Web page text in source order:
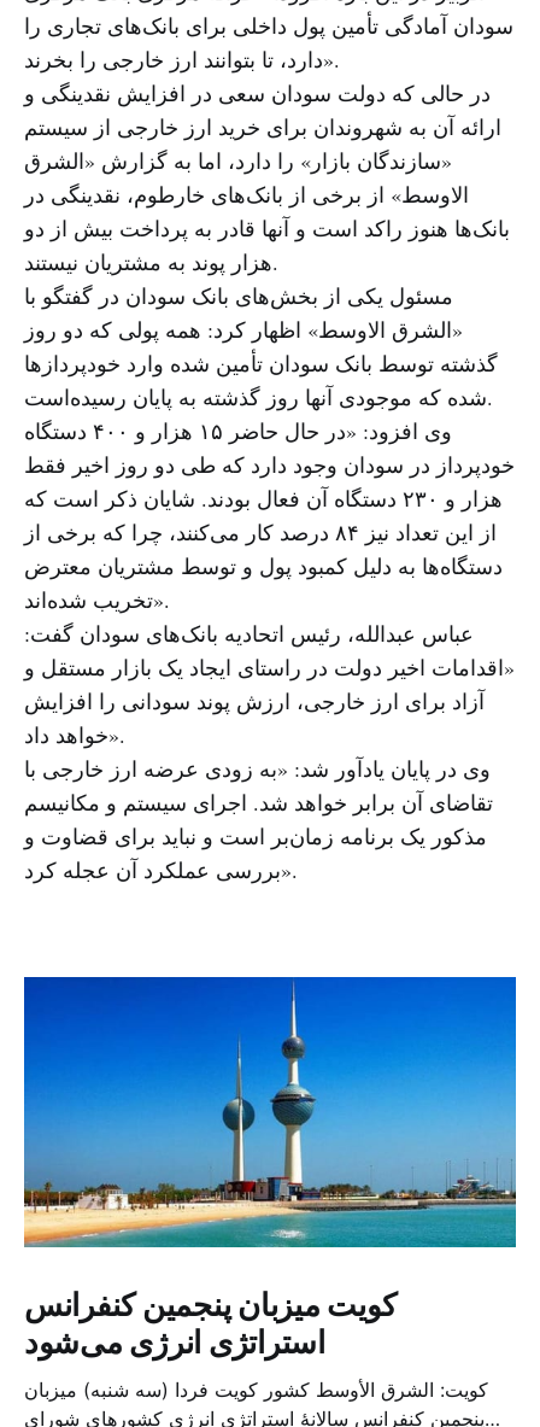
سودان آمادگی تأمین پول داخلی برای بانک‌های تجاری را
دارد، تا بتوانند ارز خارجی را بخرند».
در حالی که دولت سودان سعی در افزایش نقدینگی و
ارائه آن به شهروندان برای خرید ارز خارجی از سیستم
«سازندگان بازار» را دارد، اما به گزارش «الشرق
الاوسط» از برخی از بانک‌های خارطوم، نقدینگی در
بانک‌ها هنوز راکد است و آنها قادر به پرداخت بیش از دو
هزار پوند به مشتریان نیستند.
مسئول یکی از بخش‌های بانک سودان در گفتگو با
«الشرق الاوسط» اظهار کرد: همه پولی که دو روز
گذشته توسط بانک سودان تأمین شده وارد خودپردازها
شده که موجودی آنها روز گذشته به پایان رسیده‌است.
وی افزود: «در حال حاضر ۱۵ هزار و ۴۰۰ دستگاه
خودپرداز در سودان وجود دارد که طی دو روز اخیر فقط
هزار و ۲۳۰ دستگاه آن فعال بودند. شایان ذکر است که
از این تعداد نیز ۸۴ درصد کار می‌کنند، چرا که برخی از
دستگاه‌ها به دلیل کمبود پول و توسط مشتریان معترض
تخریب شده‌اند».
عباس عبدالله، رئیس اتحادیه بانک‌های سودان گفت:
«اقدامات اخیر دولت در راستای ایجاد یک بازار مستقل و
آزاد برای ارز خارجی، ارزش پوند سودانی را افزایش
خواهد داد».
وی در پایان یادآور شد: «به زودی عرضه ارز خارجی با
تقاضای آن برابر خواهد شد. اجرای سیستم و مکانیسم
مذکور یک برنامه زمان‌بر است و نباید برای قضاوت و
بررسی عملکرد آن عجله کرد».
کویت میزبان پنجمین کنفرانس
استراتژی انرژی می‌شود
کویت: الشرق الأوسط کشور کویت فردا (سه شنبه) میزبان
پنجمین کنفرانس سالانهٔ استراتژی انرژی کشورهای شورای